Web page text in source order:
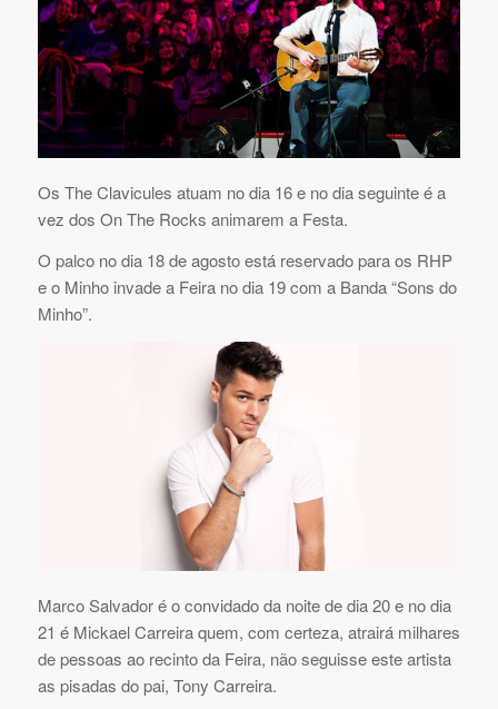
Os The Clavicules atuam no dia 16 e no dia seguinte é a
vez dos On The Rocks animarem a Festa.
O palco no dia 18 de agosto está reservado para os RHP
e o Minho invade a Feira no dia 19 com a Banda “Sons do
Minho”.
Marco Salvador é o convidado da noite de dia 20 e no dia
21 é Mickael Carreira quem, com certeza, atrairá milhares
de pessoas ao recinto da Feira, não seguisse este artista
as pisadas do pai, Tony Carreira.